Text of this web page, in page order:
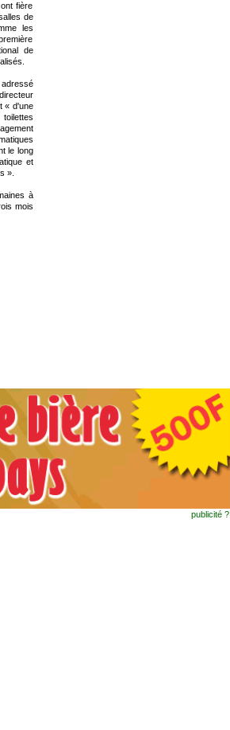
fière
de
les
de
« d'une
le long
et
».
à
mois
publicité ?